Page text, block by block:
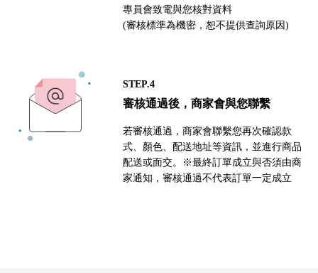
專員會致電與您核對資料
(審核標準為機密，恕不提供查詢原因)
STEP.4
審核通過後，商家會與您聯繫
若審核通過，商家會聯繫您再次確認款
式、顏色、配送地址等資訊，並進行商品
配送或面交。※最終訂單成立與否須由商
家通知，審核通過不代表訂單一定成立